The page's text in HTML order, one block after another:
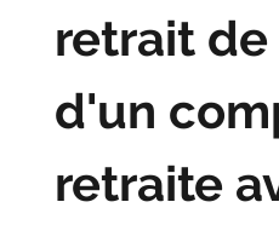
retrait
d'un
retraite